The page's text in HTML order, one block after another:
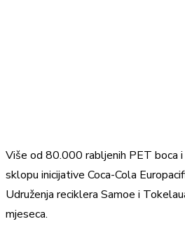
Više od 80.000 rabljenih PET boca
sklopu inicijative Coca-Cola
Udruženja reciklera Samoe i
mjeseca.